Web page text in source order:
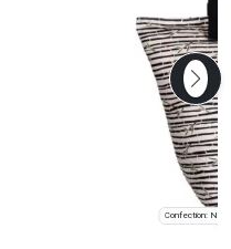
Confection: